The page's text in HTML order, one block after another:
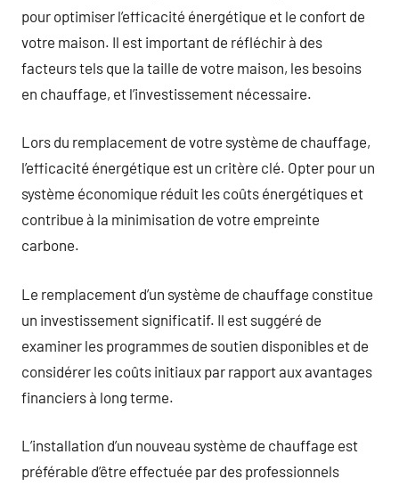
pour optimiser l’efficacité énergétique et le confort de
votre maison. Il est important de réfléchir à des
facteurs tels que la taille de votre maison, les besoins
en chauffage, et l’investissement nécessaire.
Lors du remplacement de votre système de chauffage,
l’efficacité énergétique est un critère clé. Opter pour un
système économique réduit les coûts énergétiques et
contribue à la minimisation de votre empreinte
carbone.
Le remplacement d’un système de chauffage constitue
un investissement significatif. Il est suggéré de
examiner les programmes de soutien disponibles et de
considérer les coûts initiaux par rapport aux avantages
financiers à long terme.
L’installation d’un nouveau système de chauffage est
préférable d’être effectuée par des professionnels